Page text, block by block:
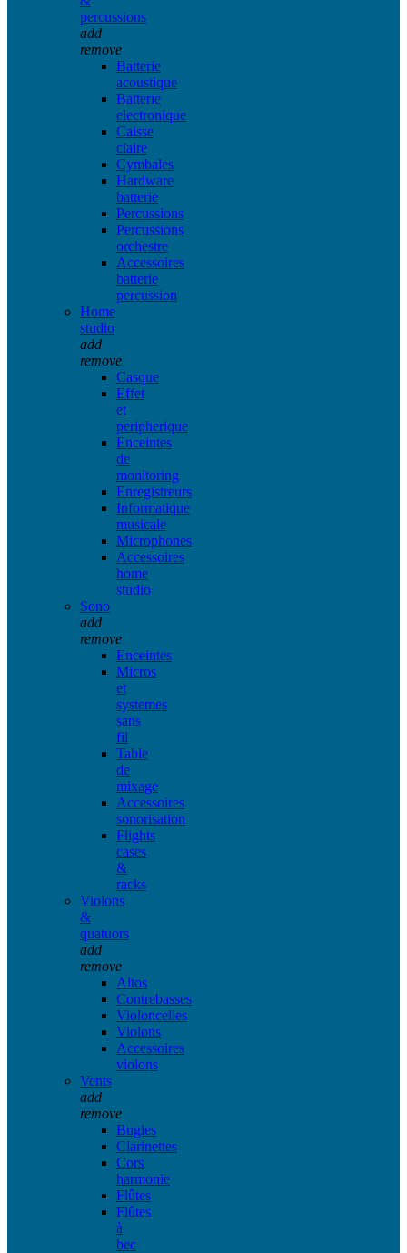
percussions
add
remove
Batterie
acoustique
Batterie
electronique
Caisse
claire
Cymbales
Hardware
batterie
Percussions
Percussions
orchestre
Accessoires
batterie
percussion
Home
studio
add
remove
Casque
Effet
et
peripherique
Enceintes
de
monitoring
Enregistreurs
Informatique
musicale
Microphones
Accessoires
home
studio
Sono
add
remove
Enceintes
Micros
et
systemes
sans
fil
Table
de
mixage
Accessoires
sonorisation
Flights
cases
&
racks
Violons
&
quatuors
add
remove
Altos
Contrebasses
Violoncelles
Violons
Accessoires
violons
Vents
add
remove
Bugles
Clarinettes
Cors
harmonie
Flûtes
Flûtes
à
bec